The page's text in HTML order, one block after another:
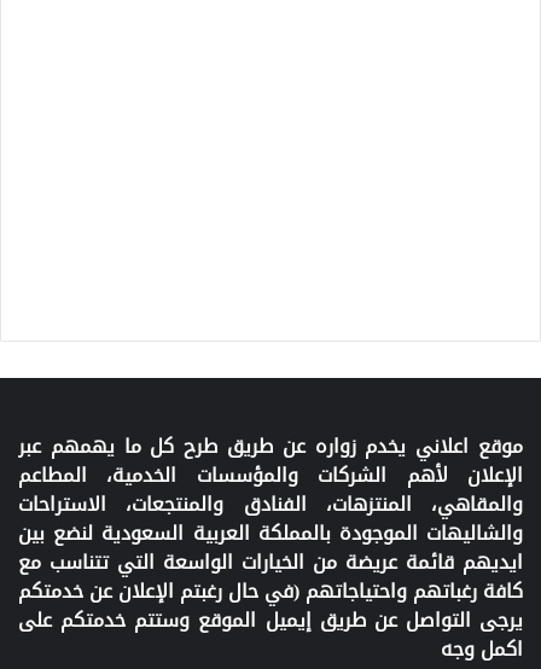
موقع اعلاني يخدم زواره عن طريق طرح كل ما يهمهم عبر
الإعلان لأهم الشركات والمؤسسات الخدمية، المطاعم
والمقاهي، المنتزهات، الفنادق والمنتجعات، الاستراحات
والشاليهات الموجودة بالمملكة العربية السعودية لنضع بين
ايديهم قائمة عريضة من الخيارات الواسعة التي تتناسب مع
كافة رغباتهم واحتياجاتهم (في حال رغبتم الإعلان عن خدمتكم
يرجى التواصل عن طريق إيميل الموقع وستتم خدمتكم على
اكمل وجه